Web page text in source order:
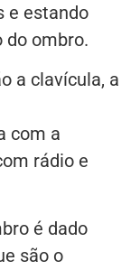
e estando
do ombro.
a clavícula, a
com a
rádio e
é dado
são o